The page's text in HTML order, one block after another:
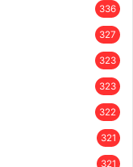
336
327
323
323
322
321
321